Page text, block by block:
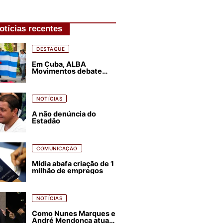
recentes
DESTAQUE
Em Cuba, ALBA
Movimentos debate
NOTÍCIAS
A não denúncia do
Estadão
COMUNICAÇÃO
Mídia abafa criação de 1
milhão de empregos
NOTÍCIAS
Como Nunes Marques e
André Mendonça atuam